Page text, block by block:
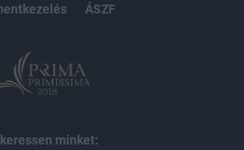
ÁSZF
minket: